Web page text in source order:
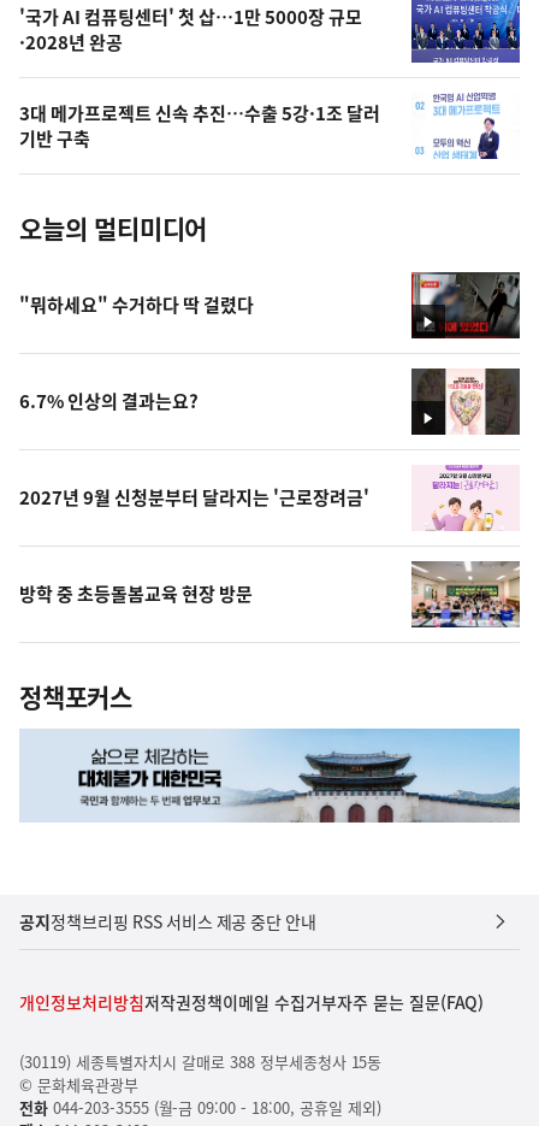
오
늘
사
진
'국가 AI 컴퓨팅센터' 첫 삽…1만 5000장 규모
·2028년 완공
3대 메가프로젝트 신속 추진…수출 5강·1조 달러
기반 구축
오늘의 멀티미디어
영
상
"뭐하세요" 수거하다 딱 걸렸다
영
상
6.7% 인상의 결과는요?
2027년 9월 신청분부터 달라지는 '근로장려금'
방학 중 초등돌봄교육 현장 방문
정책포커스
공지정책브리핑 RSS 서비스 제공 중단 안내
개인정보처리방침저작권정책이메일 수집거부자주 묻는 질문(FAQ)
(30119) 세종특별자치시 갈매로 388 정부세종청사 15동
© 문화체육관광부
전화044-203-3555 (월-금 09:00 - 18:00, 공휴일 제외)